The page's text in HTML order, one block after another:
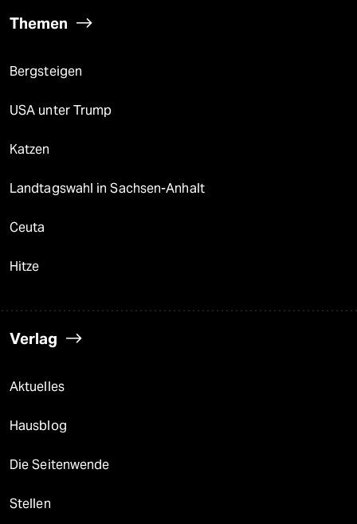
Themen
Bergsteigen
USA unter Trump
Katzen
Landtagswahl in Sachsen-Anhalt
Ceuta
Hitze
Verlag
Aktuelles
Hausblog
Die Seitenwende
Stellen